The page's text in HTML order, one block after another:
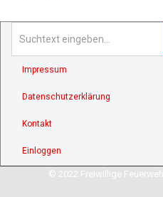
Impressum
Datenschutzerklärung
Kontakt
Einloggen
© 2022 Freiwillige